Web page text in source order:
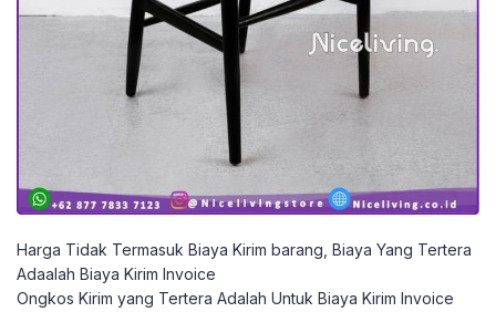
Harga Tidak Termasuk Biaya Kirim barang, Biaya Yang Tertera
Adaalah Biaya Kirim Invoice
Ongkos Kirim yang Tertera Adalah Untuk Biaya Kirim Invoice